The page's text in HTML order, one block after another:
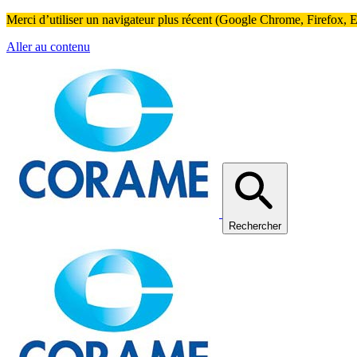
Merci d’utiliser un navigateur plus récent (Google Chrome, Firefox,
Aller au contenu
Rechercher